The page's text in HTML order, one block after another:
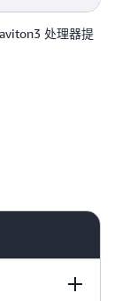
2 个 1425 NVMe
SSD
实例存储（GB）
处理器提
SSD 提供的实例
以通过物理方式
期相耦合的块